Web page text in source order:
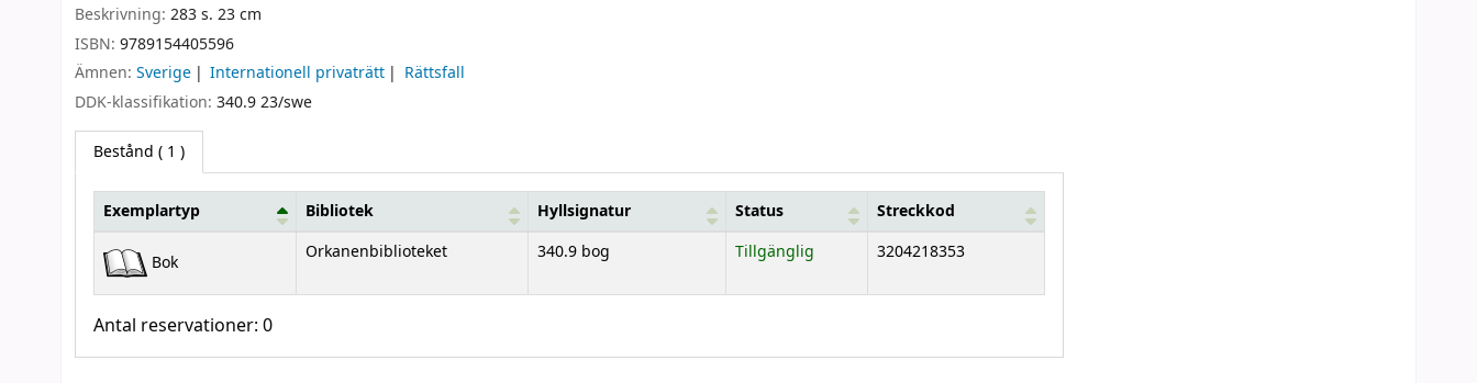
Beskrivning: 283 s. 23 cm
ISBN: 9789154405596
Ämnen: Sverige Internationell privaträtt
Rättsfall
DDK-klassifikation: 340.9 23/swe
Bestånd ( 1 )
Bestånd
Exemplartyp Bibliotek Hyllsignatur Status Streckkod
Bok Orkanenbiblioteket 340.9 bog Tillgänglig 3204218353
Antal reservationer: 0